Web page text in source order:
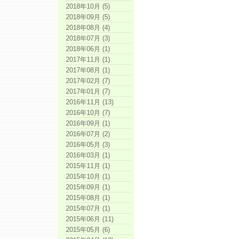
2018年10月 (5)
2018年09月 (5)
2018年08月 (4)
2018年07月 (3)
2018年06月 (1)
2017年11月 (1)
2017年08月 (1)
2017年02月 (7)
2017年01月 (7)
2016年11月 (13)
2016年10月 (7)
2016年09月 (1)
2016年07月 (2)
2016年05月 (3)
2016年03月 (1)
2015年11月 (1)
2015年10月 (1)
2015年09月 (1)
2015年08月 (1)
2015年07月 (1)
2015年06月 (11)
2015年05月 (6)